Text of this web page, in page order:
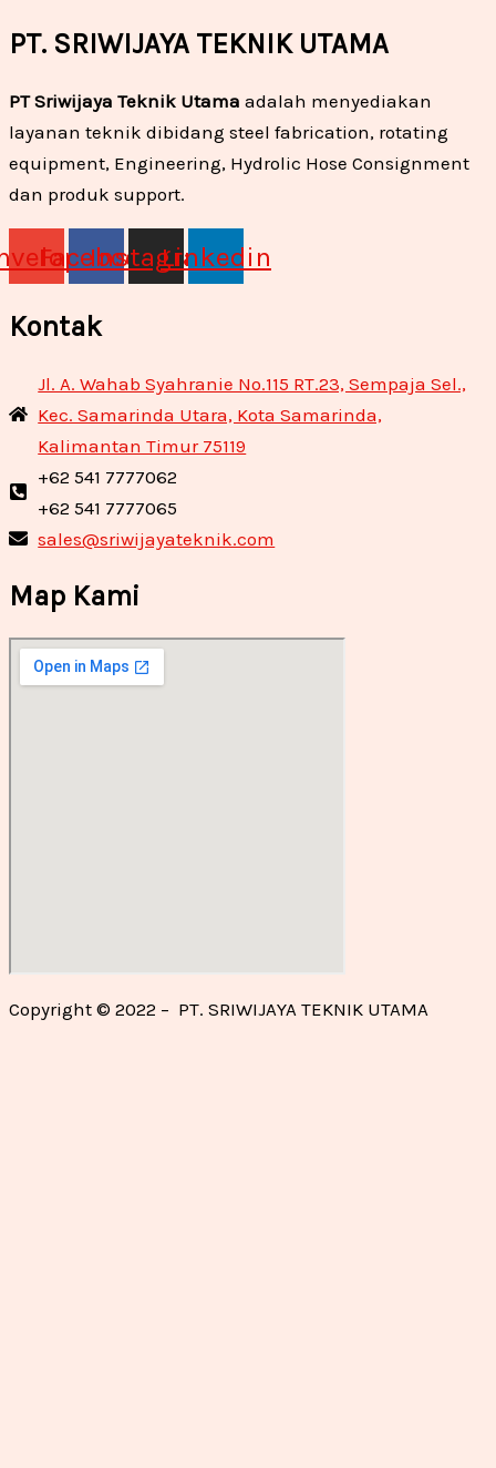
PT. SRIWIJAYA TEKNIK UTAMA
PT Sriwijaya Teknik Utama adalah menyediakan
layanan teknik dibidang steel fabrication, rotating
equipment, Engineering, Hydrolic Hose Consignment
dan produk support.
Facebook
Instagram
Linkedin
Kontak
Jl. A. Wahab Syahranie No.115 RT.23, Sempaja Sel.,
Kec. Samarinda Utara, Kota Samarinda,
Kalimantan Timur 75119
+62 541 7777062
+62 541 7777065
sales@sriwijayateknik.com
Map Kami
Copyright © 2022 – PT. SRIWIJAYA TEKNIK UTAMA